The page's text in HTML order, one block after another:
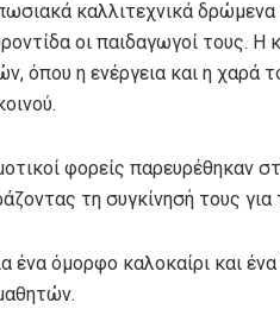
καλλιτεχνικά δρώμενα
οι παιδαγωγοί τους.
όπου η ενέργεια και η
φορείς παρευρέθηκαν
τη συγκίνησή τους
ένα όμορφο καλοκαίρι και